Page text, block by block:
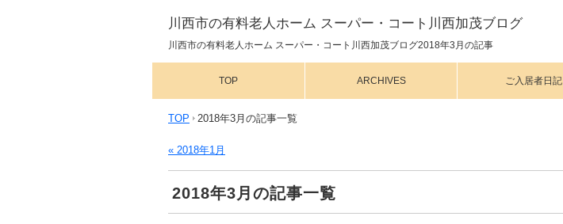
川西市の有料老人ホーム スーパー・コート川西加茂ブログ
川西市の有料老人ホーム スーパー・コート川西加茂ブログ2018年3月の記事
TOP ARCHIVES ご入居者日記
TOP 2018年3月の記事一覧
« 2018年1月
2018年3月の記事一覧